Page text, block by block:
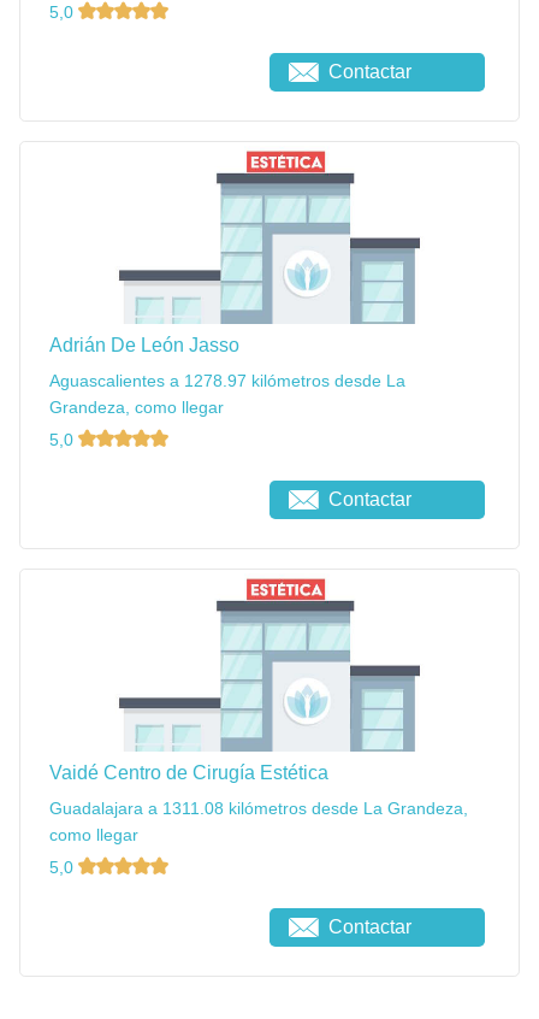
5,0
Contactar
Adrián De León Jasso
Aguascalientes a 1278.97 kilómetros desde La
Grandeza, como llegar
5,0
Contactar
Vaidé Centro de Cirugía Estética
Guadalajara a 1311.08 kilómetros desde La Grandeza,
como llegar
5,0
Contactar